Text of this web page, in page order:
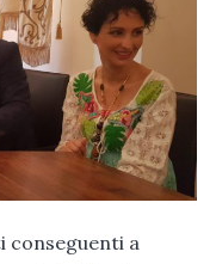
conseguenti a